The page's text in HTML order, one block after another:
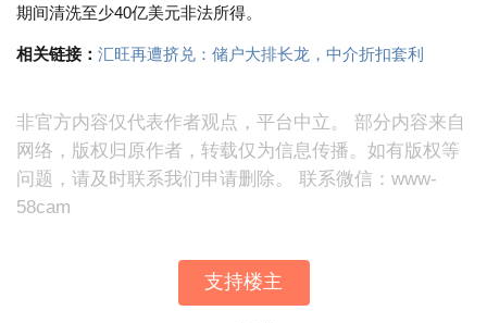
期间清洗至少40亿美元非法所得。
相关链接：汇旺再遭挤兑：储户大排长龙，中介折扣套利
非官方内容仅代表作者观点，平台中立。 部分内容来自
网络，版权归原作者，转载仅为信息传播。如有版权等
问题，请及时联系我们申请删除。 联系微信：www-
58cam
支持楼主